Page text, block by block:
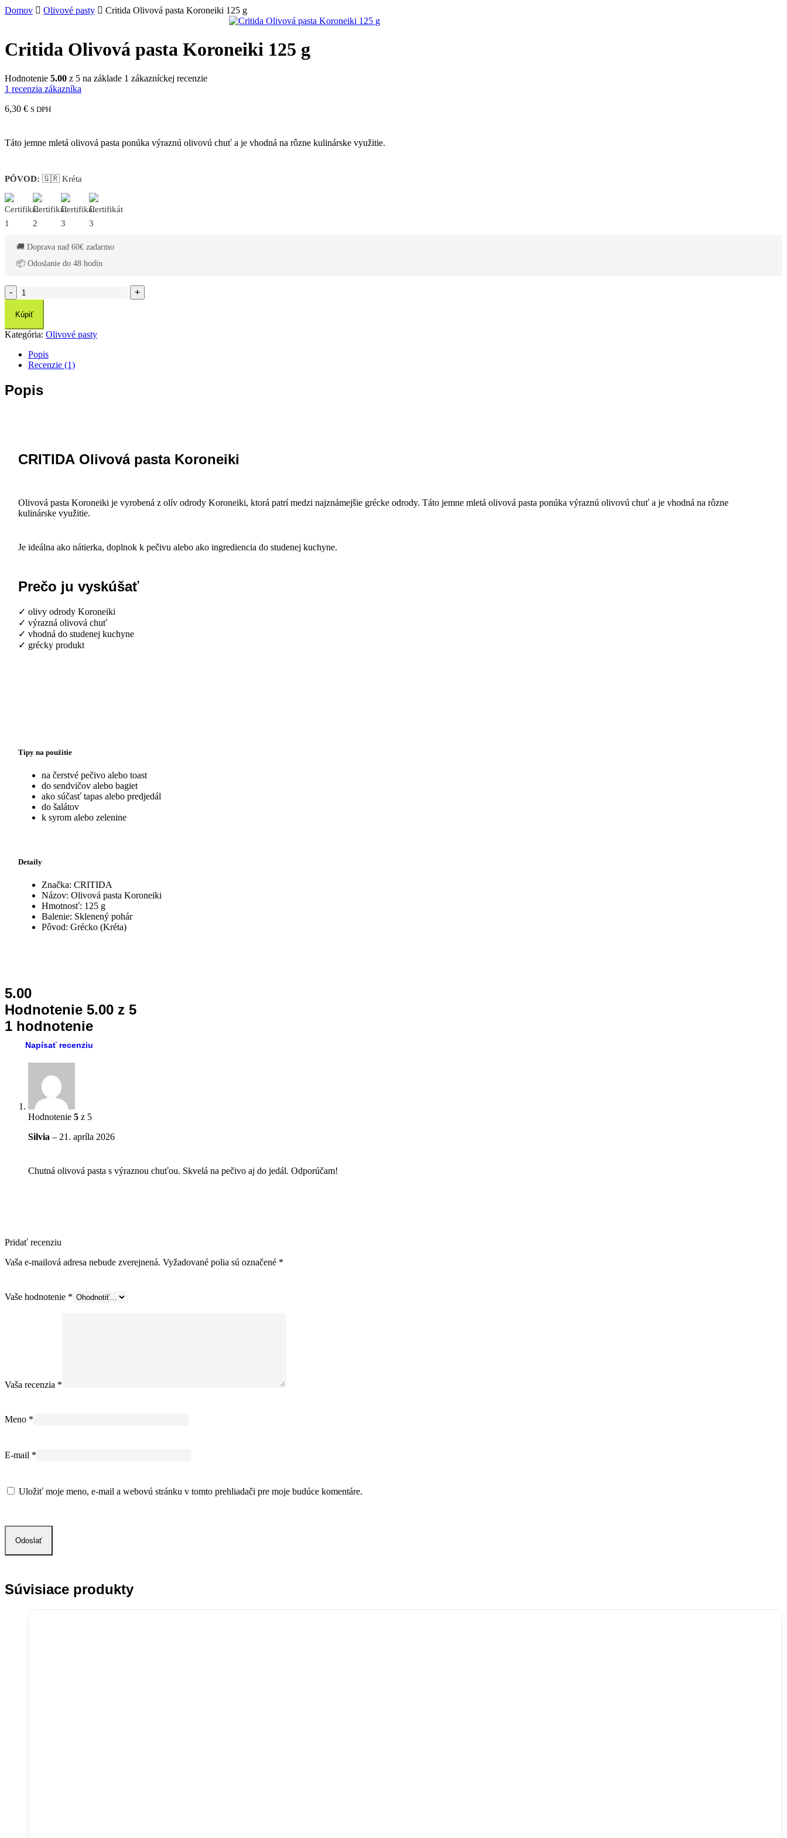
Domov Olivové pasty Critida Olivová pasta Koroneiki 125 g
Critida Olivová pasta Koroneiki 125 g
Hodnotenie 5.00 z 5 na základe 1 zákazníckej recenzie
1 recenzia zákazníka
6,30 € S DPH
Táto jemne mletá olivová pasta ponúka výraznú olivovú chuť a je vhodná na rôzne kulinárske využitie.
PÔVOD: 🇬🇷 Kréta
🚚 Doprava nad 60€ zadarmo
📦 Odoslanie do 48 hodín
množstvo
Critida
Olivová
pasta
Koroneiki
125
g
Kúpiť
Kategória: Olivové pasty
Popis
Recenzie (1)
Popis
CRITIDA Olivová pasta Koroneiki
Olivová pasta Koroneiki je vyrobená z olív odrody Koroneiki, ktorá patrí medzi najznámejšie grécke odrody. Táto jemne mletá olivová pasta ponúka výraznú olivovú chuť a je vhodná na rôzne
kulinárske využitie.
Je ideálna ako nátierka, doplnok k pečivu alebo ako ingrediencia do studenej kuchyne.
Prečo ju vyskúšať
✓ olivy odrody Koroneiki
✓ výrazná olivová chuť
✓ vhodná do studenej kuchyne
✓ grécky produkt
Tipy na použitie
na čerstvé pečivo alebo toast
do sendvičov alebo bagiet
ako súčasť tapas alebo predjedál
do šalátov
k syrom alebo zelenine
Detaily
Značka: CRITIDA
Názov: Olivová pasta Koroneiki
Hmotnosť: 125 g
Balenie: Sklenený pohár
Pôvod: Grécko (Kréta)
5.00
Hodnotenie 5.00 z 5
1 hodnotenie
Hodnotenie 5 z 5
Silvia – 21. apríla 2026
Chutná olivová pasta s výraznou chuťou. Skvelá na pečivo aj do jedál. Odporúčam!
Pridať recenziu
Vaša e-mailová adresa nebude zverejnená. Vyžadované polia sú označené *
Vaše hodnotenie *
Vaša recenzia *
Meno *
E-mail *
Uložiť moje meno, e-mail a webovú stránku v tomto prehliadači pre moje budúce komentáre.
Súvisiace produkty